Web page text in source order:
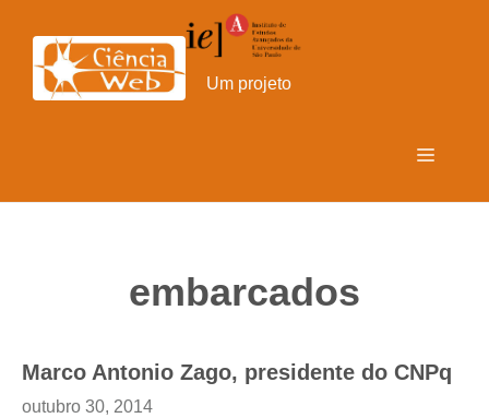
para
conteúdo
Um projeto
Menu
embarcados
Marco Antonio Zago, presidente do CNPq
outubro 30, 2014